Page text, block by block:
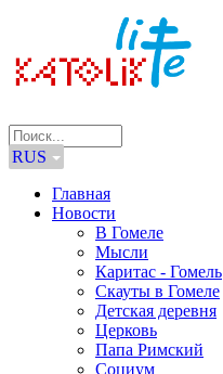
RUS
Главная
Новости
В Гомеле
Мысли
Каритас - Гомель
Скауты в Гомеле
Детская деревня
Церковь
Папа Римский
Социум